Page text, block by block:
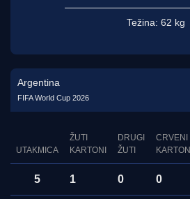
Težina: 62 kg
Argentina
FIFA World Cup 2026
UTAKMICA
ŽUTI
KARTONI
DRUGI
ŽUTI
CRVENI
KARTON
5 1 0 0